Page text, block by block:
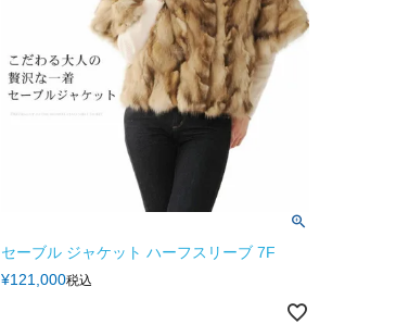
セーブル ジャケット ハーフスリーブ 7F
¥121,000税込